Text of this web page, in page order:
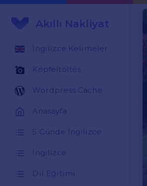
Akıllı Nakliyat
İngilizce Kelimeler
Képfeltöltés
Wordpress Cache
Anasayfa
5 Günde İngilizce
İngilizce
Dil Eğitimi